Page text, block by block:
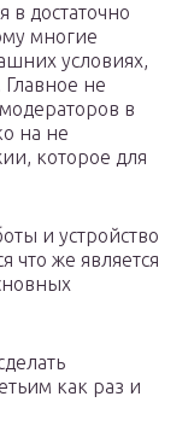
в достаточно
многие
условиях,
не
в
на не
которое для
и устройство
что же является
как раз и